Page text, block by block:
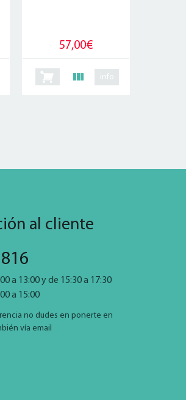
57,00€
info
al cliente
a 13:00 y de 15:30 a 17:30
a 15:00
no dudes en ponerte en
vía email